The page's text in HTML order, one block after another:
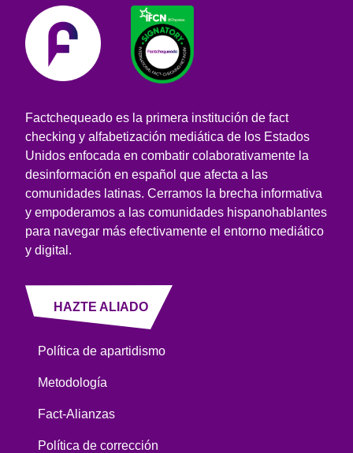
Factchequeado es la primera institución de fact
checking y alfabetización mediática de los Estados
Unidos enfocada en combatir colaborativamente la
desinformación en español que afecta a las
comunidades latinas. Cerramos la brecha informativa
y empoderamos a las comunidades hispanohablantes
para navegar más efectivamente el entorno mediático
y digital.
HAZTE ALIADO
Política de apartidismo
Metodología
Fact-Alianzas
Política de corrección